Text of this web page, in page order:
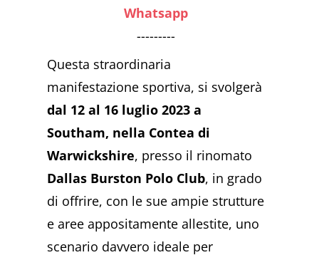
Whatsapp
---------
Questa straordinaria
manifestazione sportiva, si svolgerà
dal 12 al 16 luglio 2023 a
Southam, nella Contea di
Warwickshire, presso il rinomato
Dallas Burston Polo Club, in grado
di offrire, con le sue ampie strutture
e aree appositamente allestite, uno
scenario davvero ideale per